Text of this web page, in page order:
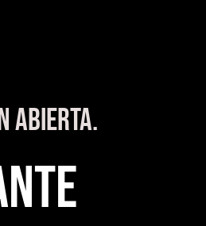
abierta.